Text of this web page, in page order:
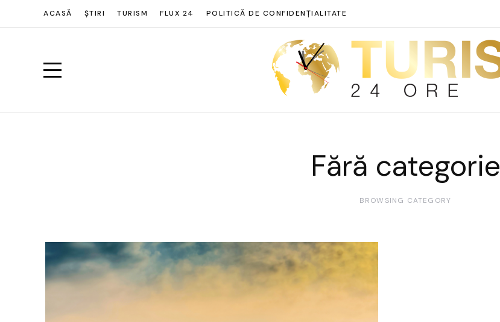
ACASĂ ȘTIRI TURISM FLUX 24 POLITICĂ DE CONFIDENȚIALITATE
Fără categorie
BROWSING CATEGORY